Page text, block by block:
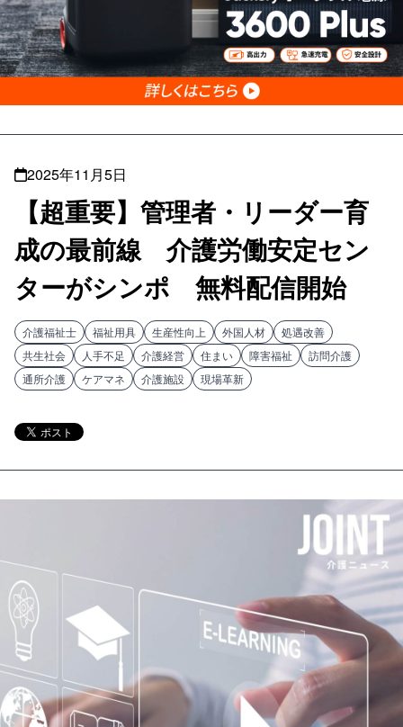
2025年11月5日
【超重要】管理者・リーダー育
成の最前線 介護労働安定セン
ターがシンポ 無料配信開始
介護福祉士 福祉用具 生産性向上 外国人材
処遇改善
共生社会
人手不足 介護経営 住まい 障害福祉
訪問介護
通所介護
ケアマネ 介護施設 現場革新